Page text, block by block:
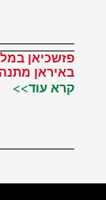
פזשכיאן
באיראן
קרא עוד>>